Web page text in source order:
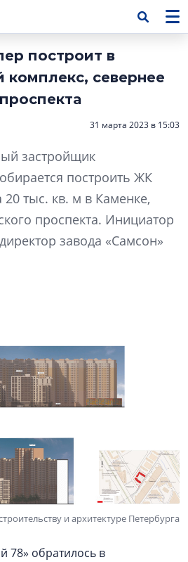
построит в
севернее
31 марта 2023 в 15:03
застройщик
построить ЖК
тыс. кв. м в Каменке,
проспекта. Инициатор
завода «Самсон»
и архитектуре Петербурга
78» обратилось в